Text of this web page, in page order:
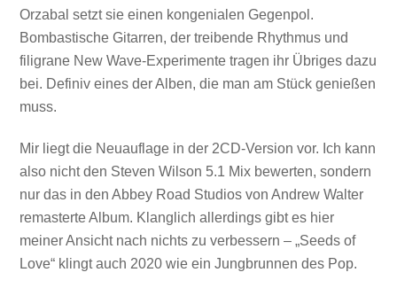
Orzabal setzt sie einen kongenialen Gegenpol.
Bombastische Gitarren, der treibende Rhythmus und
filigrane New Wave-Experimente tragen ihr Übriges dazu
bei. Definiv eines der Alben, die man am Stück genießen
muss.
Mir liegt die Neuauflage in der 2CD-Version vor. Ich kann
also nicht den Steven Wilson 5.1 Mix bewerten, sondern
nur das in den Abbey Road Studios von Andrew Walter
remasterte Album. Klanglich allerdings gibt es hier
meiner Ansicht nach nichts zu verbessern – „Seeds of
Love“ klingt auch 2020 wie ein Jungbrunnen des Pop.